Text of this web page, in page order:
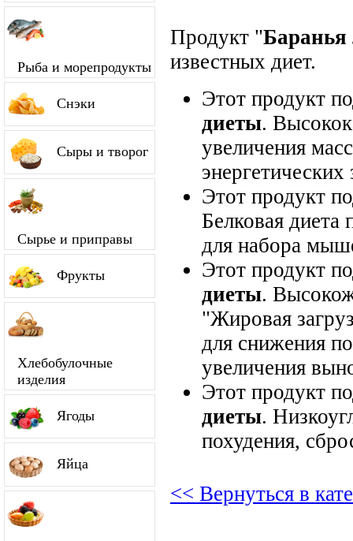
Рыба и морепродукты
Снэки
Сыры и творог
Сырье и приправы
Фрукты
Хлебобулочные
изделия
Ягоды
Яйца
Продукт "Баранья
известных диет.
Этот продукт
диеты.
увеличения
энергетических
Этот продукт
Белковая диета
для набора
Этот продукт
диеты.
"Жировая
для снижения
увеличения
Этот продукт
диеты.
похудения,
<< Вернуться в